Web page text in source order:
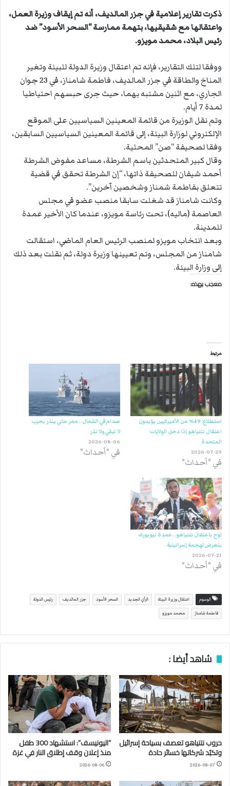
ي
ا
ذكرت تقارير إعلامية فيجزر المالديف، أنه تم إيقاف وزيرة العمل،
واعتقالها مع شقيقيها، بتهمة ممارسة “السحر الأسود” ضد
رئيس البلاد، محمد مويزو.
ووفقا لتلك التقارير، فإنه تم اعتقال وزيرة الدولة للبيئة وتغير
المناخ والطاقة في جزر المالديف، فاطمة شامناز، في 23 جوان
الجاري، مع اثنين مشتبه بهما، حيث جرى حبسهم احتياطيا
لمدة 7 أيام.
وتم نقل الوزيرة من قائمة المعينين السياسيين على الموقع
الإلكتروني لوزارة البيئة، إلى قائمة المعينين السياسيين السابقين،
وفقا لصحيفة “صن” المحلية.
وقال كبير المتحدثين باسم الشرطة، مساعد مفوض الشرطة
أحمد شيفان للصحيفة ذاتها، “إن الشرطة تحقق في قضية
تتعلق بفاطمة شمناز وشخصين آخرين”.
وكانت شامناز قد شغلت سابقا منصب عضو في مجلس
العاصمة (ماليه)، تحت رئاسة مويزو، عندما كان الأخير عمدة
للمدينة.
وبعد انتخاب مويزو لمنصب الرئيس العام الماضي، استقالت
شامناز من المجلس، وتم تعيينها وزيرة دولة، ثم نقلت بعد ذلك
إلى وزارة البيئة.
معجب بهذه:
مرتبط
استطلاع: 49% من الأميركيين يؤيدون
اعتقال نتنياهو إذا دخل الولايات
المتحدة
2026-07-29
في "أحداث"
صدام في الشمال.. ممر مائي ينذر بحرب
لا تبقي ولا تذر
2026-08-06
في "أحداث"
لوح باعتقال نتنياهو.. عمدة نيويورك
يتعرض لهجمة إسرائيلية
2026-07-21
في "أحداث"
الوسوم اعتقال وزيرة البيئة الرأي الجديد السحر الأسود جزر المالديف رئيس الدولة
فاطمة شامناز محمد مويزو
شاهد أيضا :
حروب نتنياهو تعصف بسياحة إسرائيل
وتكبّد شركاتها خسائر حادة
2026-08-07
“اليونيسف”: استشهاد 300 طفل
منذ إعلان وقف إطلاق النار في غزة
2026-08-06